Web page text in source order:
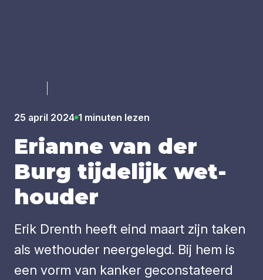
25 april 2024 1 minuten lezen
Eri­an­ne van der
Burg tij­de­lijk wet­
hou­der
Erik Drenth heeft eind maart zijn taken
als wethouder neergelegd. Bij hem is
een vorm van kanker geconstateerd